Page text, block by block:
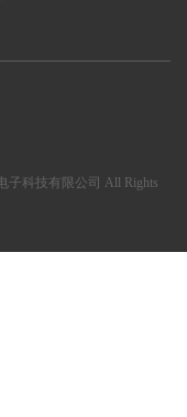
子科技有限公司 All Rights